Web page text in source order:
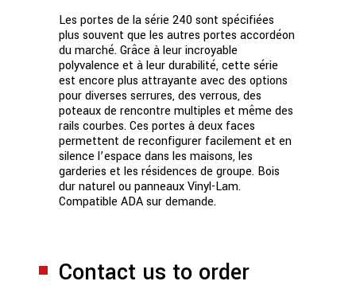
Les portes de la série 240 sont spécifiées
plus souvent que les autres portes accordéon
du marché. Grâce à leur incroyable
polyvalence et à leur durabilité, cette série
est encore plus attrayante avec des options
pour diverses serrures, des verrous, des
poteaux de rencontre multiples et même des
rails courbes. Ces portes à deux faces
permettent de reconfigurer facilement et en
silence l’espace dans les maisons, les
garderies et les résidences de groupe. Bois
dur naturel ou panneaux Vinyl-Lam.
Compatible ADA sur demande.
Contact us to order